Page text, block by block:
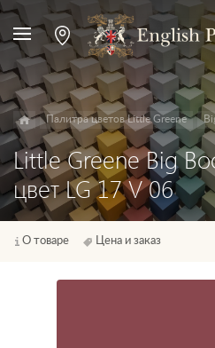
Палитра цветов Little Greene
Little Greene Big
цвет LG 17 V 06
О товаре Цена и заказ